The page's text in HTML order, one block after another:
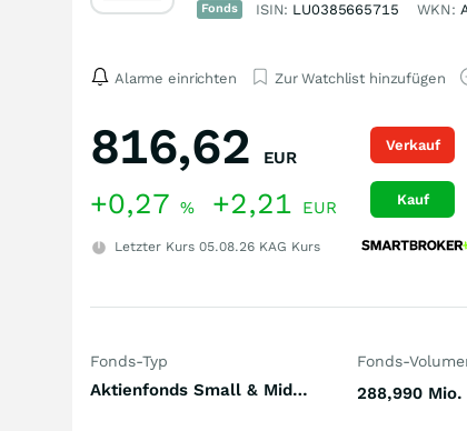
Fonds ISIN: LU0385665715 WKN:
Alarme einrichten Zur Watchlist hinzufügen
816,62 EUR
+0,27 % +2,21 EUR
Letzter Kurs 05.08.26 KAG Kurs
Verkauf
Kauf
Fonds-Typ
Aktienfonds Small & Mid Cap Europa (ex UK)
Fonds-
288,990 Mio.